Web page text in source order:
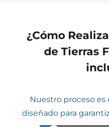
¿Cómo
de Tierras
Nuestro proceso es
diseñado para